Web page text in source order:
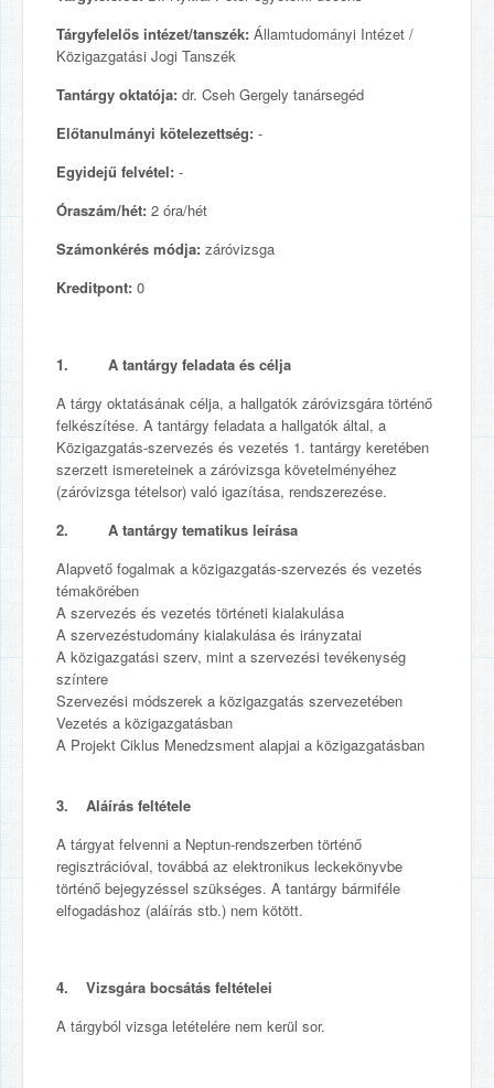
Tárgyfelelős intézet/tanszék: Államtudományi Intézet /
Közigazgatási Jogi Tanszék
Tantárgy oktatója: dr. Cseh Gergely tanársegéd
Előtanulmányi kötelezettség: -
Egyidejű felvétel: -
Óraszám/hét: 2 óra/hét
Számonkérés módja: záróvizsga
Kreditpont: 0
1. A tantárgy feladata és célja
A tárgy oktatásának célja, a hallgatók záróvizsgára történő
felkészítése. A tantárgy feladata a hallgatók által, a
Közigazgatás-szervezés és vezetés 1. tantárgy keretében
szerzett ismereteinek a záróvizsga követelményéhez
(záróvizsga tételsor) való igazítása, rendszerezése.
2. A tantárgy tematikus leírása
Alapvető fogalmak a közigazgatás-szervezés és vezetés
témakörében
A szervezés és vezetés történeti kialakulása
A szervezéstudomány kialakulása és irányzatai
A közigazgatási szerv, mint a szervezési tevékenység
színtere
Szervezési módszerek a közigazgatás szervezetében
Vezetés a közigazgatásban
A Projekt Ciklus Menedzsment alapjai a közigazgatásban
3. Aláírás feltétele
A tárgyat felvenni a Neptun-rendszerben történő
regisztrációval, továbbá az elektronikus leckekönyvbe
történő bejegyzéssel szükséges. A tantárgy bármiféle
elfogadáshoz (aláírás stb.) nem kötött.
4. Vizsgára bocsátás feltételei
A tárgyból vizsga letételére nem kerül sor.